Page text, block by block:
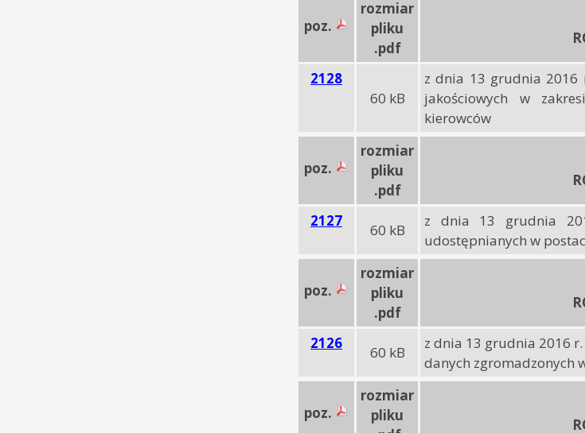
poz.
rozmiar
pliku
.pdf
2128
60 kB
z dnia 13 grudnia 2016
jakościowych w
kierowców
poz.
rozmiar
pliku
.pdf
2127
60 kB
z dnia 13 grudnia
udostępnianych w
poz.
rozmiar
pliku
.pdf
2126
60 kB
z dnia 13 grudnia 2016
danych zgromadzonych
poz.
rozmiar
pliku